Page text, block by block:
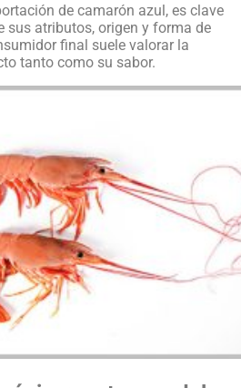
de camarón azul, es clave
sus atributos, origen y forma de
final suele valorar la
tanto como su sabor.